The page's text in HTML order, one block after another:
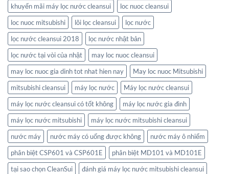
khuyến mãi máy lọc nước cleansui
loc nuoc cleansui
loc nuoc mitsubishi
lõi lọc cleansui
lọc nước
lọc nước cleansui 2018
lọc nước nhật bản
lọc nước tại vòi của nhật
may loc nuoc cleansui
may loc nuoc gia dinh tot nhat hien nay
May loc nuoc Mitsubishi
mitsubishi cleansui
máy lọc nước
Máy lọc nước cleansui
máy lọc nước cleansui có tốt không
máy lọc nước gia đình
máy lọc nước mitsubishi
máy lọc nước mitsubishi cleansui
nước máy
nước máy có uống được không
nước máy ô nhiểm
phân biệt CSP601 và CSP601E
phân biệt MD101 và MD101E
tại sao chọn CleanSui
đánh giá máy lọc nước mitsubishi cleansui